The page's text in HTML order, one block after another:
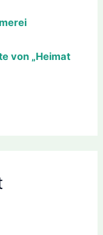
von „Heimat